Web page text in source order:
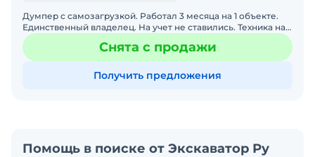
Думпер с самозагрузкой. Работал 3 месяца на 1 объекте.
Единственный владелец. На учет не ставились. Техника на
гарантии. Сервисная книжка - все отметки. Нах
Снята с продажи
Получить предложения
Помощь в поиске от Экскаватор Ру